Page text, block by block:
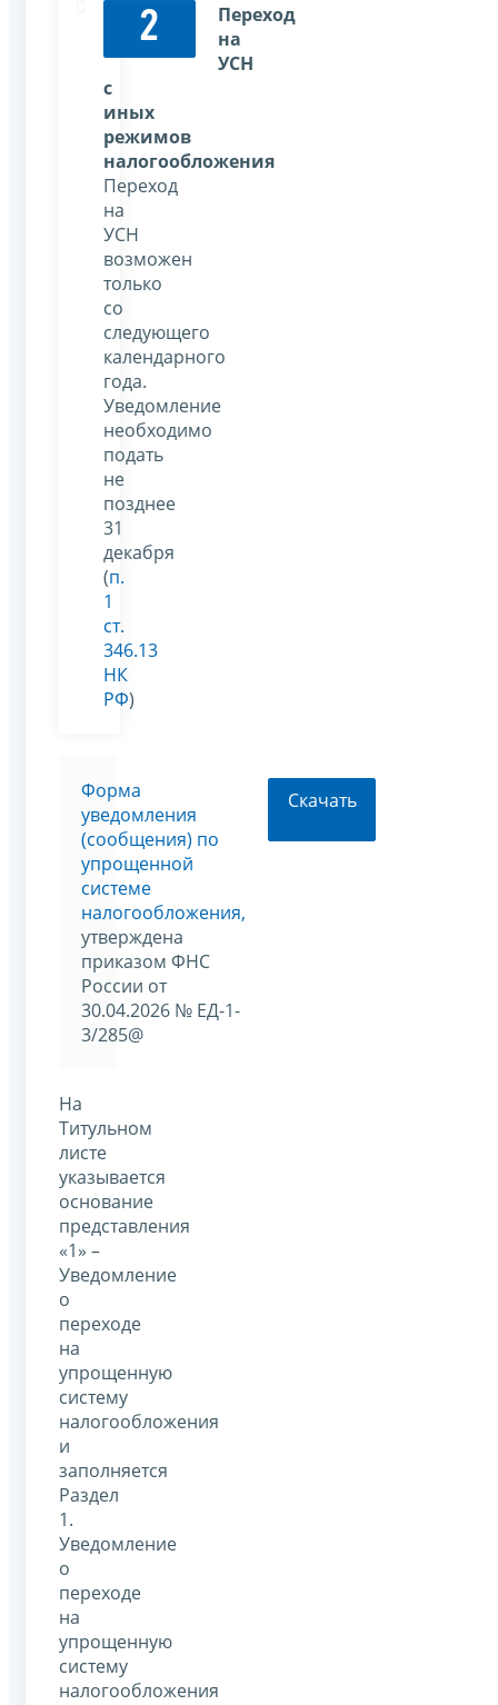
2
Переход
на
УСН
с
иных
режимов
налогообложения
Переход
на
УСН
возможен
только
со
следующего
календарного
года.
Уведомление
необходимо
подать
не
позднее
31
декабря
(п.
1
ст.
346.13
НК
РФ)
Форма
уведомления
(сообщения) по
упрощенной
системе
налогообложения,
утверждена
приказом ФНС
России от
30.04.2026 № ЕД-1-
3/285@
Скачать
На
Титульном
листе
указывается
основание
представления
«1» –
Уведомление
о
переходе
на
упрощенную
систему
налогообложения
и
заполняется
Раздел
1.
Уведомление
о
переходе
на
упрощенную
систему
налогообложения